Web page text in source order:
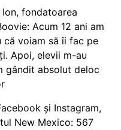
Ion, fondatoarea
Acum 12 ani am
că voiam să îi fac pe
Apoi, elevii m-au
gândit absolut deloc
și Instagram,
New Mexico: 567